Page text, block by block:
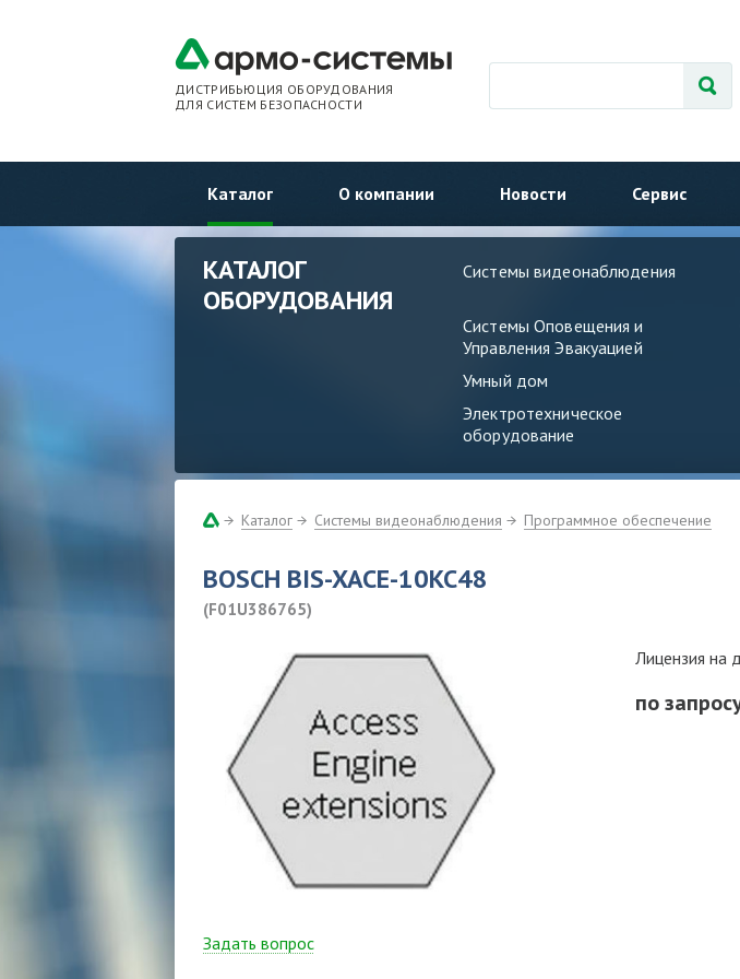
ДИСТРИБЬЮЦИЯ ОБОРУДОВАНИЯ
ДЛЯ СИСТЕМ БЕЗОПАСНОСТИ
Каталог О компании Новости Сервис
КАТАЛОГ
ОБОРУДОВАНИЯ
Системы видеонаблюдения
Системы Оповещения и
Управления Эвакуацией
Умный дом
Электротехническое
оборудование
Каталог Системы видеонаблюдения Программное обеспечение
BOSCH BIS-XACE-10KC48
(F01U386765)
Лицензия на
по
Задать вопрос